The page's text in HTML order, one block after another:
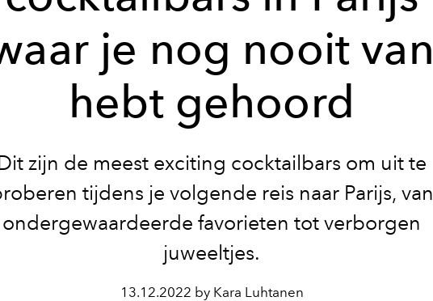
je nog nooit van
hebt gehoord
zijn de meest exciting cocktailbars om uit te
tijdens je volgende reis naar Parijs, van
ondergewaardeerde favorieten tot verborgen
juweeltjes.
13.12.2022 by Kara Luhtanen